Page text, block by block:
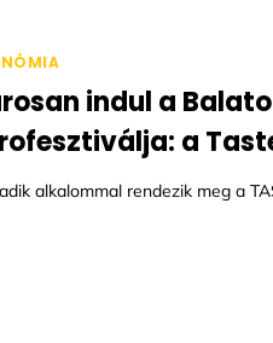
indul a
a
alkalommal rendezik meg a